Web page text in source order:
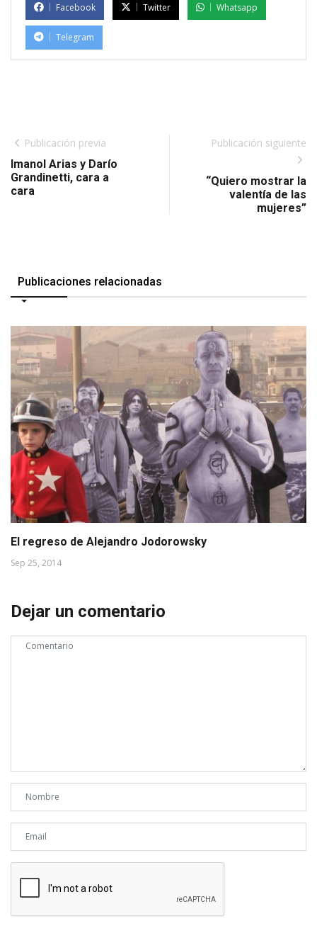
Facebook Twitter Whatsapp
Telegram
Publicación previa
Imanol Arias y Darío
Grandinetti, cara a
cara
Publicación siguiente
“Quiero mostrar la
valentía de las
mujeres”
Publicaciones relacionadas
El regreso de Alejandro Jodorowsky
Sep 25, 2014
Dejar un comentario